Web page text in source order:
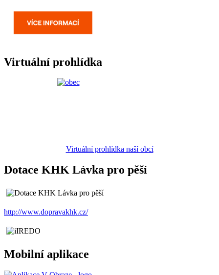
Virtuální prohlídka
Virtuální prohlídka naší obcí
Dotace KHK Lávka pro pěší
http://www.dopravakhk.cz/
Mobilní aplikace